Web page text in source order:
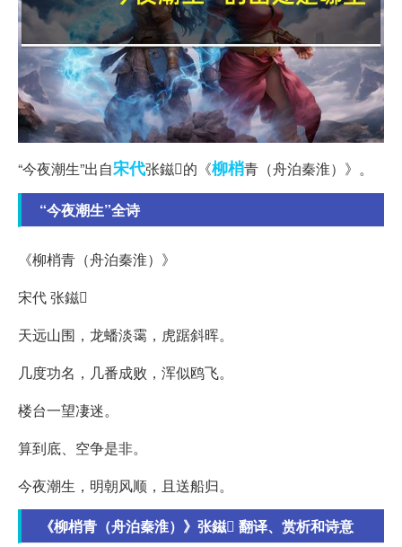
“今夜潮生”出自宋代张鎡的《柳梢青（舟泊秦淮）》。
“今夜潮生”全诗
《柳梢青（舟泊秦淮）》
宋代 张鎡
天远山围，龙蟠淡霭，虎踞斜晖。
几度功名，几番成败，浑似鸥飞。
楼台一望凄迷。
算到底、空争是非。
今夜潮生，明朝风顺，且送船归。
《柳梢青（舟泊秦淮）》张鎡 翻译、赏析和诗意